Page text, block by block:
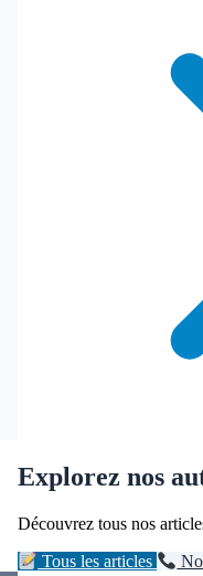
Explorez nos
Découvrez tous nos
Tous les articles